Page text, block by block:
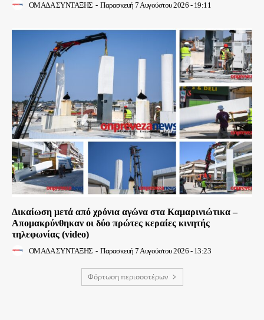
ΟΜΑΔΑ ΣΥΝΤΑΞΗΣ - Παρασκευή 7 Αυγούστου 2026 - 19:11
Δικαίωση μετά από χρόνια αγώνα στα Καμαρινιώτικα –
Απομακρύνθηκαν οι δύο πρώτες κεραίες κινητής
τηλεφωνίας (video)
ΟΜΑΔΑ ΣΥΝΤΑΞΗΣ - Παρασκευή 7 Αυγούστου 2026 - 13:23
Φόρτωση περισσοτέρων